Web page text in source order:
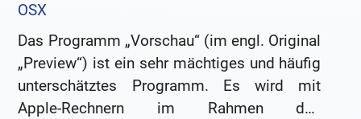
OSX
Das Programm „Vorschau“ (im engl. Original
„Preview“) ist ein sehr mächtiges und häufig
unterschätztes Programm. Es wird mit
Apple-Rechnern im Rahmen des